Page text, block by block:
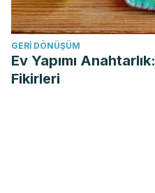
GERI DÖNÜŞÜM
Ev Yapımı
Fikirleri